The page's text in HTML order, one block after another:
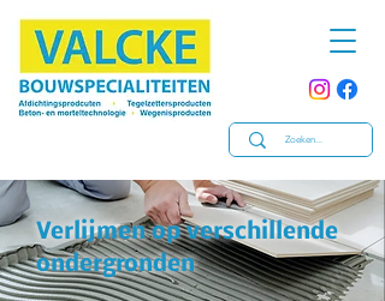
Verlijmen op verschillende
ondergronden